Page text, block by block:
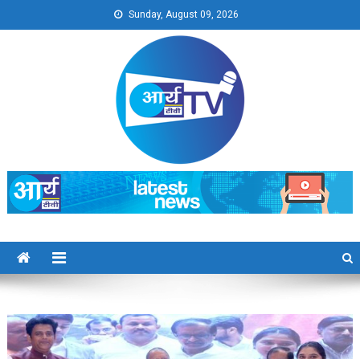
to
Sunday, August 09, 2026
Arya TV